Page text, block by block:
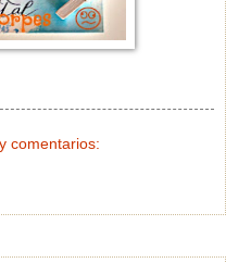
comentarios: